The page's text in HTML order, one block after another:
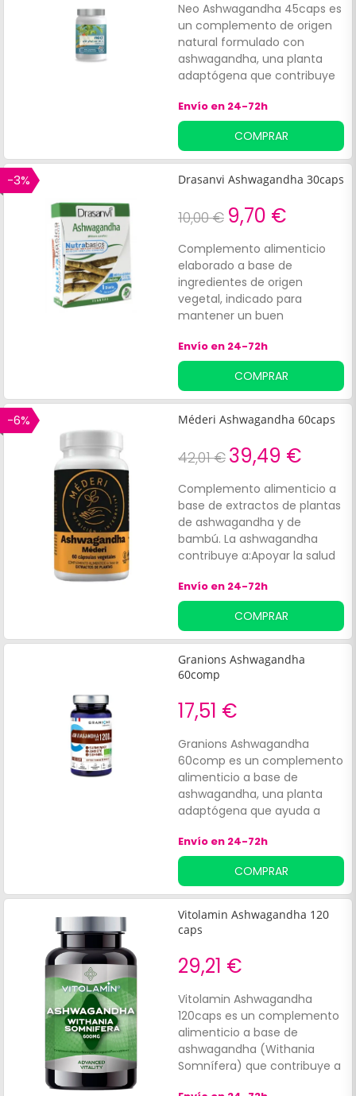
Neo Ashwagandha 45caps es
un complemento de origen
natural formulado con
ashwagandha, una planta
adaptógena que contribuye
favoreciendo la relajación y
el equilibrio emocional. Su
acción ayuda también a
mejorar el estado de ánimo,
la concentración y la calidad
como apoyo frente al
cansancio y la fatiga,
aportando energía y vitalidad
en momentos de astenia.
También ejerce un efecto
tónico, revitalizante y
afrodisíaco que refuerza el
Envío en 24-72h
COMPRAR
-3% Drasanvi Ashwagandha 30caps
10,00 € 9,70 €
Complemento alimenticio
elaborado a base de
ingredientes de origen
vegetal, indicado para
mantener un buen
extracto de raíz de
ashwagandha con 17,5mg de
withanólidos, también
conocido como ginseng
indio, que poseen
naturales que
favorecen:Reducción de la
sensación de fatiga o
irritabilidad.
Envío en 24-72h
COMPRAR
-6% Méderi Ashwagandha 60caps
42,01 € 39,49 €
Complemento alimenticio a
base de extractos de plantas
de ashwagandha y de
bambú. La ashwagandha
contribuye a:Apoyar la salud
femeninos. Mejorar la función
sexual masculina. Mantener
la salud de la piel.
Envío en 24-72h
COMPRAR
Granions Ashwagandha
60comp
17,51 €
Granions Ashwagandha
60comp es un complemento
alimenticio a base de
ashwagandha, una planta
adaptógena que ayuda a
contribuye a mejorar la
calidad del sueño y a facilitar
la cognición y la
concentración. Contiene 60
comprimidos.
Envío en 24-72h
COMPRAR
Vitolamin Ashwagandha 120
caps
29,21 €
Vitolamin Ashwagandha
120caps es un complemento
alimenticio a base de
ashwagandha (Withania
Somnífera) que contribuye a